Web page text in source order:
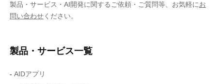
製品・サービス・AI開発に関するご依頼・ご質問等、お気軽に お
問い合わせ ください。
製品・サービス一覧
- AIDアプリ